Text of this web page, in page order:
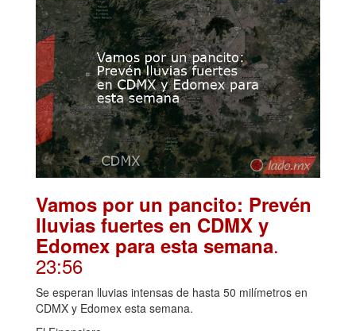
Vamos por un pancito: Prevén
lluvias fuertes en CDMX y
Edomex para esta semana.
23:56
Se esperan lluvias intensas de hasta 50 milímetros en
CDMX y Edomex esta semana.